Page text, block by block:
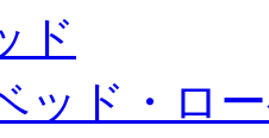
ド
ッド・ロ